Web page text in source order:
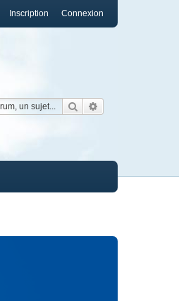
Connexion
Inscription
Rechercher